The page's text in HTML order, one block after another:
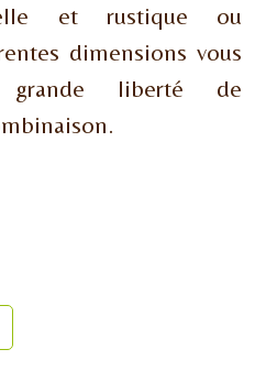
et rustique ou
dimensions vous
grande liberté de